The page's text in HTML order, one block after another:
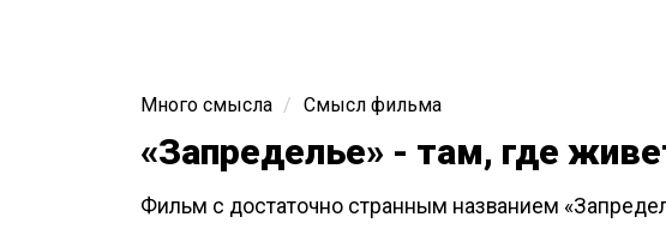
Много смысла Смысл фильма
«Запределье» - там, где
Фильм с достаточно странным названием